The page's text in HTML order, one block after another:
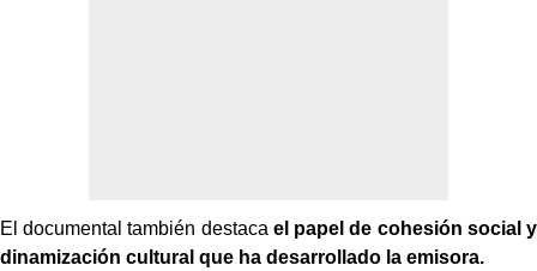
El documental también destaca el papel de cohesión social y
dinamización cultural que ha desarrollado la emisora.